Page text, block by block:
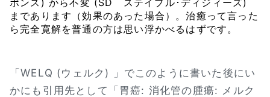
まであります（効果のあった場合）。治癒って言った
ら完全寛解を普通の方は思い浮かべるはずです。
「WELQ (ウェルク) 」でこのように書いた後にい
かにも引用先として「胃癌: 消化管の腫瘍: メルク